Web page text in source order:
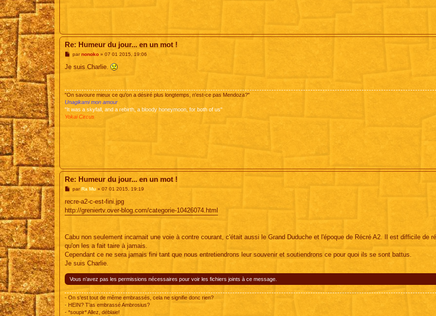
Re: Humeur du jour... en un mot !
M
s
parnonoko» 07 01 2015, 19:06
Je suis Charlie.
"On savoure mieux ce qu'on a désiré plus longtemps, n'est-ce pas Mendoza?"
Unagikami mon amour
"It was a skyfall, and a rebirth, a bloody honeymoon, for both of us"
Yokai Circus
Re: Humeur du jour... en un mot !
M
s
a
parRa Mu» 07 01 2015, 19:19
recre-a2-c-est-fini.jpg
http://greniertv.over-blog.com/categorie-10426074.html
Cabu non seulement incarnait une voie à contre courant, c'était aussi le Grand Duduche et l'époque de Récré A2. Il est difficile de
qu'on les a fait taire à jamais.
Cependant ce ne sera jamais fini tant que nous entretiendrons leur souvenir et soutiendrons ce pour quoi ils se sont battus.
Je suis Charlie.
Vous n’avez pas les permissions nécessaires pour voir les fichiers joints à ce message.
- On s'est tout de même embrassés, cela ne signifie donc rien?
- HEIN? T'as embrassé Ambrosius?
- *soupir* Allez, déblaie!